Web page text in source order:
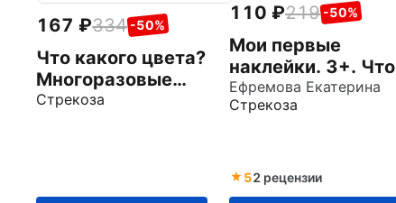
167 334 -50%
Что какого цвета?
Многоразовые
наклейки для
Стрекоза
110 219 -50%
Мои первые
наклейки. 3+. Что
какого цвета
Ефремова Екатерина
Стрекоза
52 рецензии